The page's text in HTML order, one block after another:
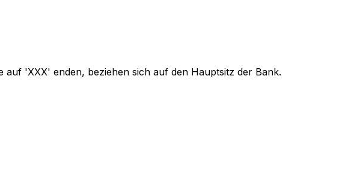
auf 'XXX' enden, beziehen sich auf den Hauptsitz der Bank.